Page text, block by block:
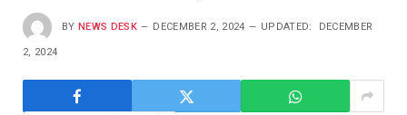
BY NEWS DESK DECEMBER 2, 2024 UPDATED: DECEMBER
2, 2024